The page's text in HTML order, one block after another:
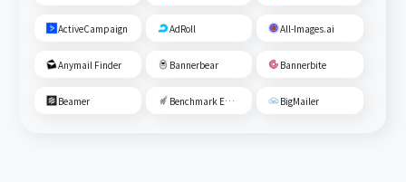
ActiveCampaign AdRoll All-Images.ai
Anymail Finder Bannerbear Bannerbite
Beamer Benchmark Email BigMailer